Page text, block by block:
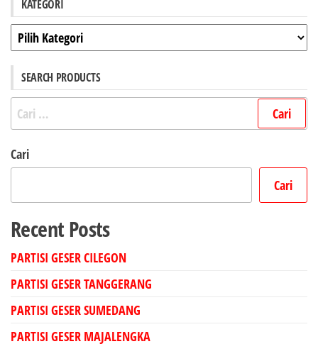
KATEGORI
Kategori
SEARCH PRODUCTS
Cari
untuk:
Cari
Cari
Recent Posts
PARTISI GESER CILEGON
PARTISI GESER TANGGERANG
PARTISI GESER SUMEDANG
PARTISI GESER MAJALENGKA